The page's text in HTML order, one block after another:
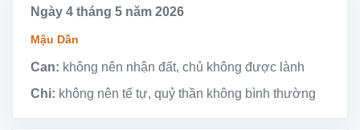
Ngày 4 tháng 5 năm 2026
Mậu Dần
Can: không nên nhận đất, chủ không được lành
Chi: không nên tế tự, quỷ thần không bình thường